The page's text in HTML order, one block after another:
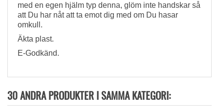
med en egen hjälm typ denna, glöm inte handskar så
att Du har nåt att ta emot dig med om Du hasar
omkull.
Äkta plast.
E-Godkänd.
30 ANDRA PRODUKTER I SAMMA KATEGORI: